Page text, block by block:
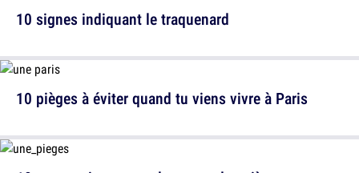
10 signes indiquant le traquenard
10 pièges à éviter quand tu viens vivre à Paris